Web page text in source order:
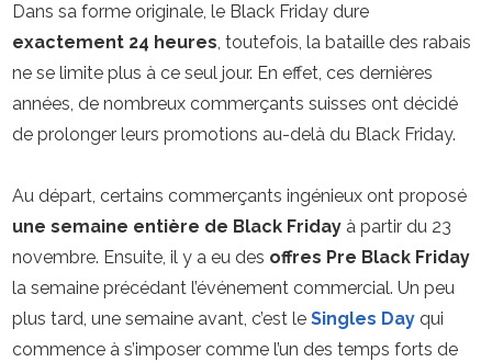
Dans sa forme originale, le Black Friday dure
exactement 24 heures, toutefois, la bataille des rabais
ne se limite plus à ce seul jour. En effet, ces dernières
années, de nombreux commerçants suisses ont décidé
de prolonger leurs promotions au-delà du Black Friday.
Au départ, certains commerçants ingénieux ont proposé
une semaine entière de Black Friday à partir du 23
novembre. Ensuite, il y a eu des offres Pre Black Friday
la semaine précédant l’événement commercial. Un peu
plus tard, une semaine avant, c’est le Singles Day qui
commence à s’imposer comme l’un des temps forts de